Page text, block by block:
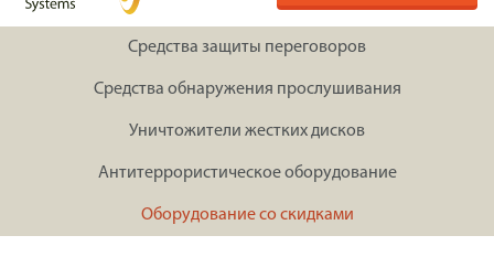
Средства защиты переговоров
Средства обнаружения прослушивания
Уничтожители жестких дисков
Антитеррористическое оборудование
Оборудование со скидками